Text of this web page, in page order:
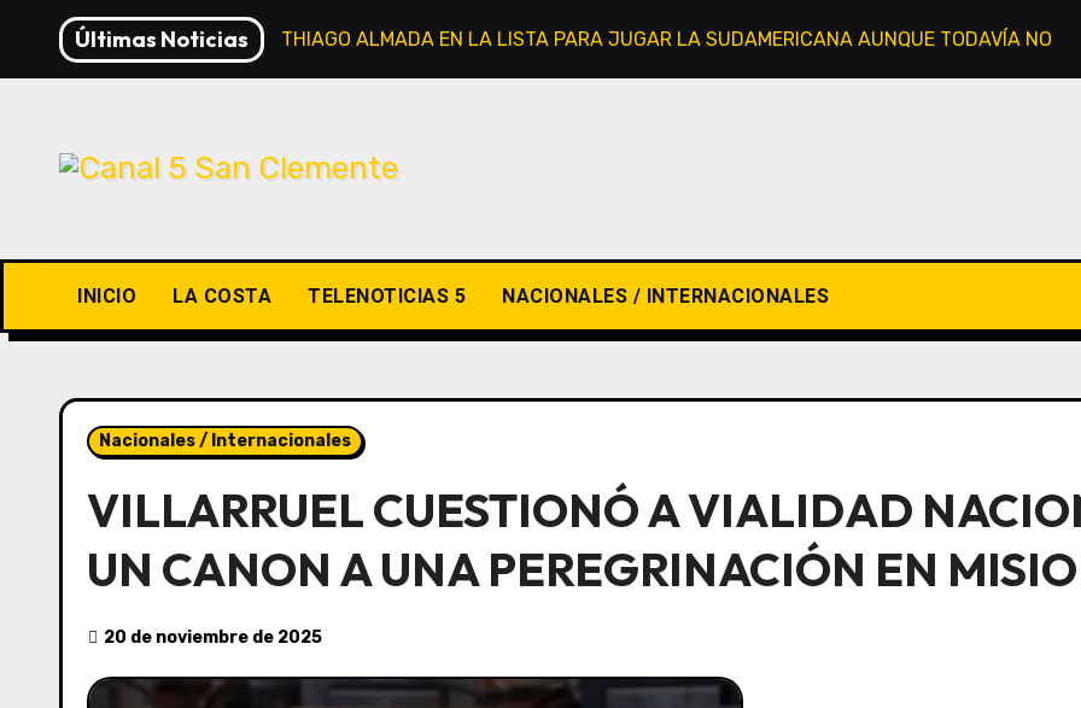
contenido
Últimas Noticias
RIVER INSCRIBIÓ A THIAGO ALMADA EN LA LISTA PARA JUGAR LA SUDAMERICANA AUNQUE TODAVÍA NO
INICIO LA COSTA TELENOTICIAS 5 NACIONALES / INTERNACIONALES
Nacionales / Internacionales
VILLARRUEL CUESTIONÓ A VIALIDAD
UN CANON A UNA PEREGRINACIÓN EN
20 de noviembre de 2025